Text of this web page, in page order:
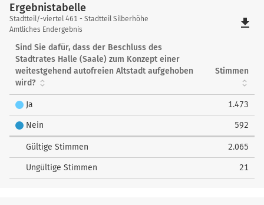
Ergebnistabelle
Ergebnistabelle
Stadtteil/-viertel 461 - Stadtteil Silberhöhe
Amtliches Endergebnis
file_download
Sind Sie dafür, dass der Beschluss des
Stadtrates Halle (Saale) zum Konzept einer
weitestgehend autofreien Altstadt aufgehoben
wird?
Stimmen
Ja 1.473
Nein 592
Gültige Stimmen 2.065
Ungültige Stimmen 21